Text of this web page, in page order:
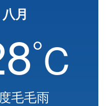
月
°C
毛毛雨